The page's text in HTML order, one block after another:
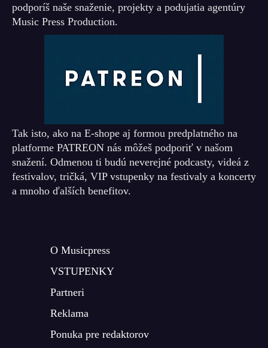
podporíš naše snaženie, projekty a podujatia agentúry
Music Press Production.
Tak isto, ako na E-shope aj formou predplatného na
platforme PATREON nás môžeš podporiť v našom
snažení. Odmenou ti budú neverejné podcasty, videá z
festivalov, tričká, VIP vstupenky na festivaly a koncerty
a mnoho ďalších benefitov.
O Musicpress
VSTUPENKY
Partneri
Reklama
Ponuka pre redaktorov